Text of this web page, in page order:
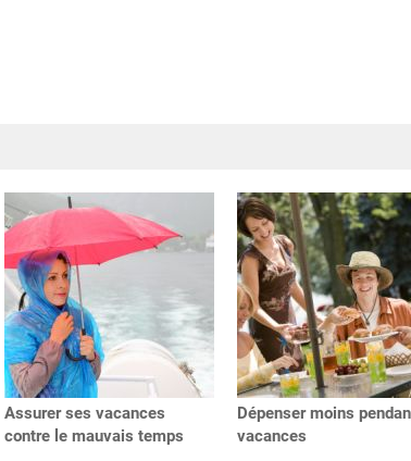
Assurer ses vacances
contre le mauvais temps
Dépenser moins
vacances